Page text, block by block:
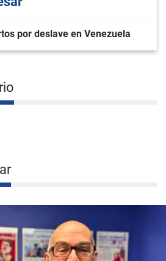
por deslave en Venezuela